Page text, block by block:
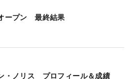
ープン 最終結果
・ノリス プロフィール＆成績